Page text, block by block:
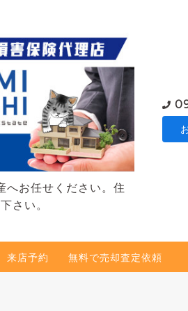
へお任せください。住
さい。
来店予約 無料で売却査定依頼